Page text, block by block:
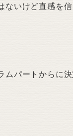
いけど直感を信
パートからに決